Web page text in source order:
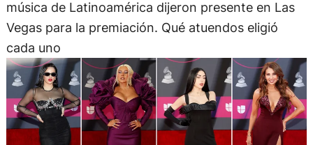
música de Latinoamérica dijeron presente en Las
Vegas para la premiación. Qué atuendos eligió
cada uno